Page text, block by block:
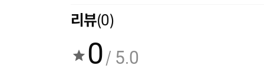
리뷰(0)
0/ 5.0